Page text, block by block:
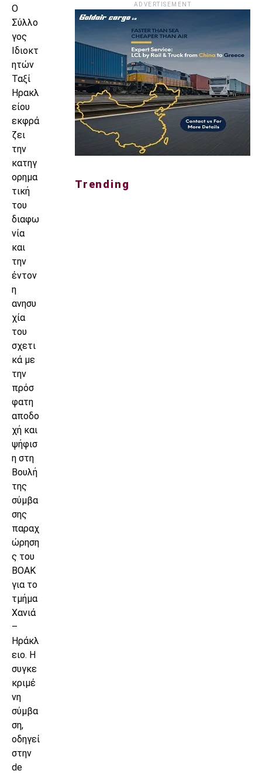
Ο
Σύλλο
γος
Ιδιοκτ
ητών
Ταξί
Ηρακλ
είου
εκφρά
ζει
την
κατηγ
ορημα
τική
του
διαφω
νία
και
την
έντον
η
ανησυ
χία
του
σχετι
κά με
την
πρόσ
φατη
αποδο
χή και
ψήφισ
η στη
Βουλή
της
σύμβα
σης
παραχ
ώρηση
ς του
ΒΟΑΚ
για το
τμήμα
Χανιά
–
Ηράκλ
ειο. Η
συγκε
κριμέ
νη
σύμβα
ση,
οδηγεί
στην
de
ADVERTISEMENT
Trending